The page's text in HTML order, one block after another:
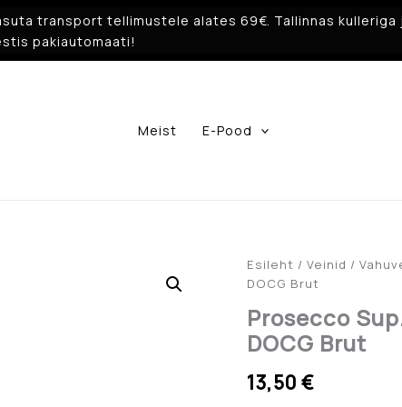
transport tellimustele alates 69€. Tallinnas kulleriga
pakiautomaati!
Meist
E-Pood
Esileht / Veinid /
DOCG Brut
Prosecco
DOCG Brut
13,50 €